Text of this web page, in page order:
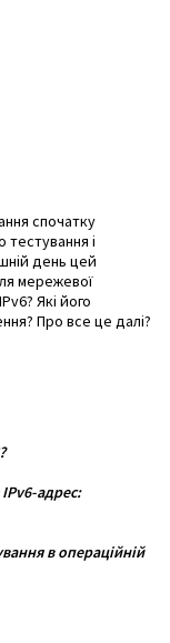
спочатку
тестування і
день цей
мережевої
Які його
Про все це далі?
адрес:
в операційній